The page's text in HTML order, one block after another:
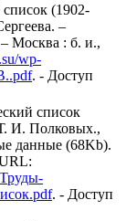
(1902-
–
Москва : б. и.,
wp-
. - Доступ
список
И. Полковых.,
данные (68Kb).
. - Доступ